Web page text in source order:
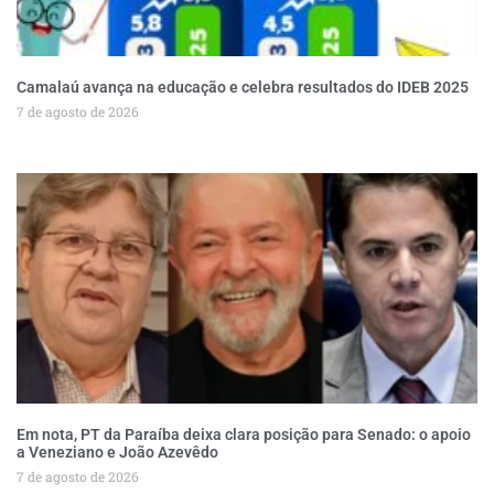
Camalaú avança na educação e celebra resultados do IDEB 2025
7 de agosto de 2026
Em nota, PT da Paraíba deixa clara posição para Senado: o apoio
a Veneziano e João Azevêdo
7 de agosto de 2026